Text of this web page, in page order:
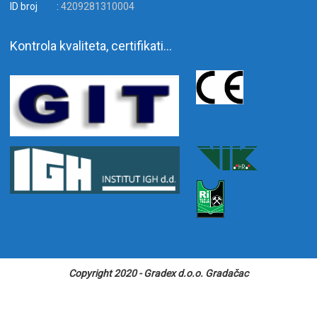
ID broj : 4209281310004
Kontrola kvaliteta, certifikati…
Copyright 2020 - Gradex d.o.o. Gradačac